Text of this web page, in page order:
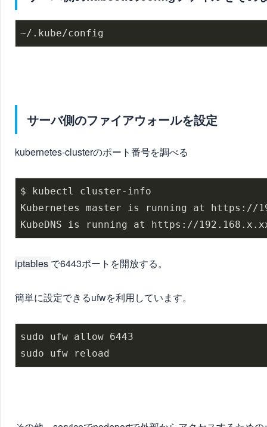
~/.kube/config
サーバ側のファイアウォールを設定
kubernetes-clusterのポート番号を調べる
$ kubectl cluster-info
Kubernetes master is running at https://
KubeDNS is running at https://
iptables で6443ポートを開放する。
簡単に設定できるufwを利用しています。
sudo ufw allow 6443
sudo ufw reload